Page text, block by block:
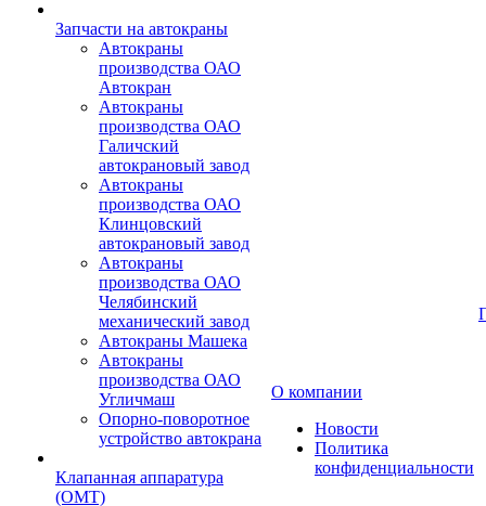
Запчасти на автокраны
Автокраны
производства ОАО
Автокран
Автокраны
производства ОАО
Галичский
автокрановый завод
Автокраны
производства ОАО
Клинцовский
автокрановый завод
Автокраны
производства ОАО
Челябинский
механический завод
Автокраны Машека
Автокраны
производства ОАО
Угличмаш
Опорно-поворотное
устройство автокрана
Клапанная аппаратура
(OMT)
О компании
Новости
Политика
конфиденциальности